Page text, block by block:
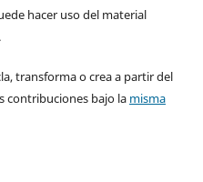
hacer uso del material
transforma o crea a partir del
contribuciones bajo la misma